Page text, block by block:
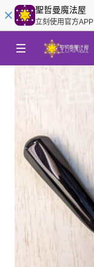
聖哲曼魔法屋
立刻使用官方APP